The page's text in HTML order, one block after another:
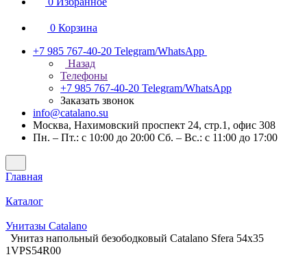
0 Корзина
+7 985 767-40-20 Telegram/WhatsApp
Назад
Телефоны
+7 985 767-40-20 Telegram/WhatsApp
Заказать звонок
info@catalano.su
Москва, Нахимовский проспект 24, стр.1, офис 308
Пн. – Пт.: с 10:00 до 20:00 Сб. – Вс.: с 11:00 до 17:00
Главная
Каталог
Унитазы Catalano
Унитаз напольный безободковый Catalano Sfera 54x35
1VPS54R00